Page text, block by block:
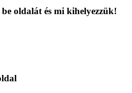
oldalát és mi kihelyezzük!